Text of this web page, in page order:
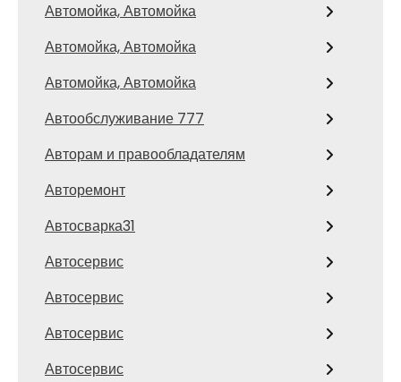
Автомойка, Автомойка
Автомойка, Автомойка
Автомойка, Автомойка
Автообслуживание 777
Авторам и правообладателям
Авторемонт
Автосварка31
Автосервис
Автосервис
Автосервис
Автосервис